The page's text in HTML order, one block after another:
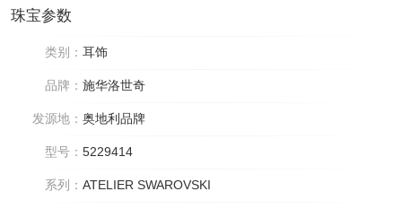
珠宝参数
类别： 耳饰
品牌： 施华洛世奇
发源地： 奥地利品牌
型号： 5229414
系列： ATELIER SWAROVSKI